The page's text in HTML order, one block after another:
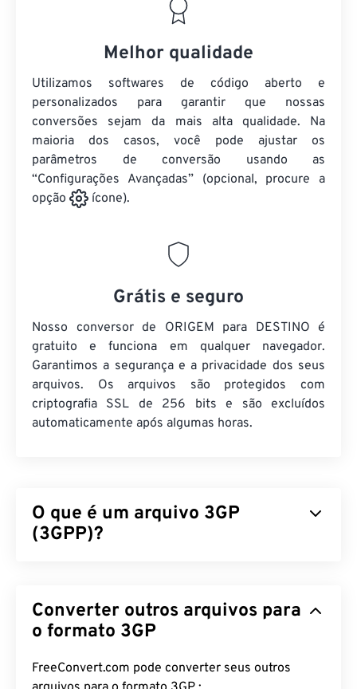
Melhor qualidade
Utilizamos softwares de código aberto e
personalizados para garantir que nossas
conversões sejam da mais alta qualidade. Na
maioria dos casos, você pode ajustar os
parâmetros de conversão usando as
“Configurações Avançadas” (opcional, procure a
opção
ícone).
Grátis e seguro
Nosso conversor de ORIGEM para DESTINO é
gratuito e funciona em qualquer navegador.
Garantimos a segurança e a privacidade dos seus
arquivos. Os arquivos são protegidos com
criptografia SSL de 256 bits e são excluídos
automaticamente após algumas horas.
O que é um arquivo 3GP
(3GPP)?
telecomunicações móveis (UMTS) de terceira
geração (3G), que é um padrão global de sistema
uma tecnologia para dispositivos móveis, o
Converter outros arquivos para
o formato 3GP
FreeConvert.com pode converter seus outros